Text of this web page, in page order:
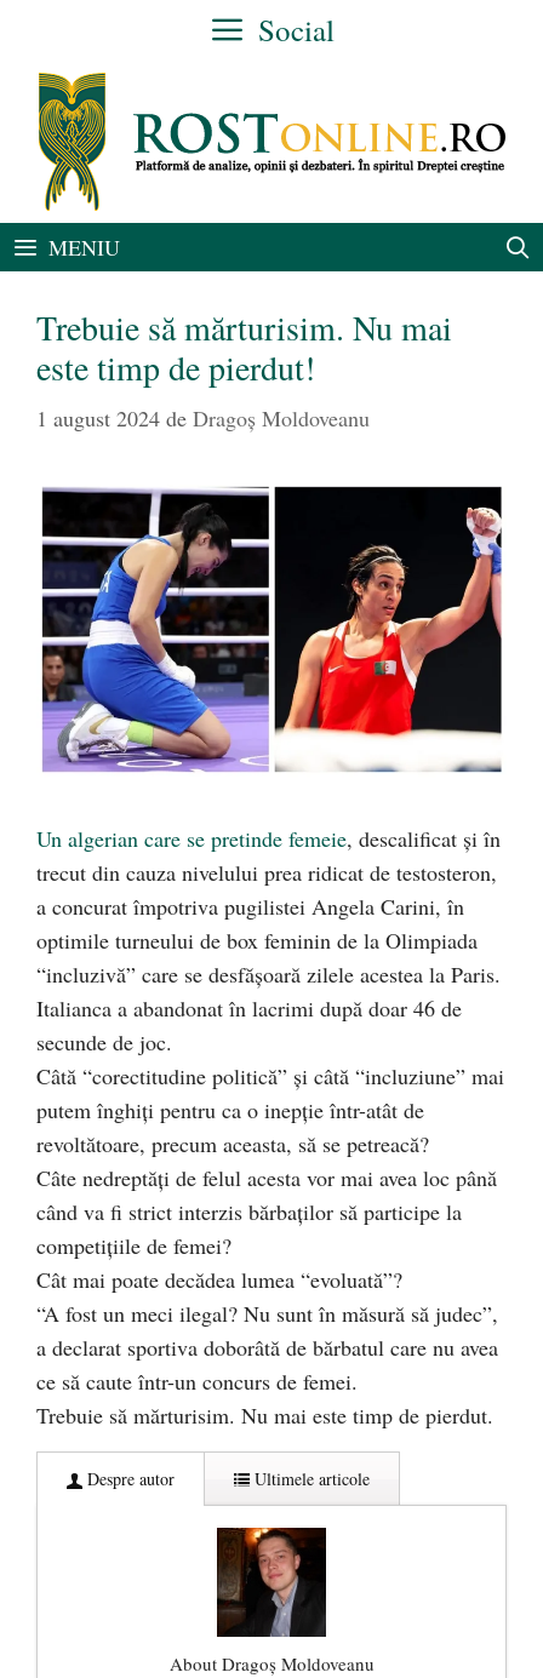
conținut
Social
MENIU
Trebuie să mărturisim. Nu mai
este timp de pierdut!
1 august 2024 de Dragoş Moldoveanu
Un algerian care se pretinde femeie, descalificat și în
trecut din cauza nivelului prea ridicat de testosteron,
a concurat împotriva pugilistei Angela Carini, în
optimile turneului de box feminin de la Olimpiada
“incluzivă” care se desfășoară zilele acestea la Paris.
Italianca a abandonat în lacrimi după doar 46 de
secunde de joc.
Câtă “corectitudine politică” și câtă “incluziune” mai
putem înghiți pentru ca o inepție într-atât de
revoltătoare, precum aceasta, să se petreacă?
Câte nedreptăți de felul acesta vor mai avea loc până
când va fi strict interzis bărbaților să participe la
competițiile de femei?
Cât mai poate decădea lumea “evoluată”?
“A fost un meci ilegal? Nu sunt în măsură să judec”,
a declarat sportiva doborâtă de bărbatul care nu avea
ce să caute într-un concurs de femei.
Trebuie să mărturisim. Nu mai este timp de pierdut.
Despre autor Ultimele articole
About Dragoş Moldoveanu